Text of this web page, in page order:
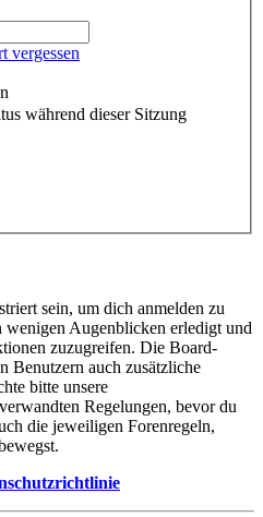
vergessen
während dieser Sitzung
sein, um dich anmelden zu
Augenblicken erledigt und
zuzugreifen. Die Board-
Benutzern auch zusätzliche
bitte unsere
Regelungen, bevor du
die jeweiligen Forenregeln,